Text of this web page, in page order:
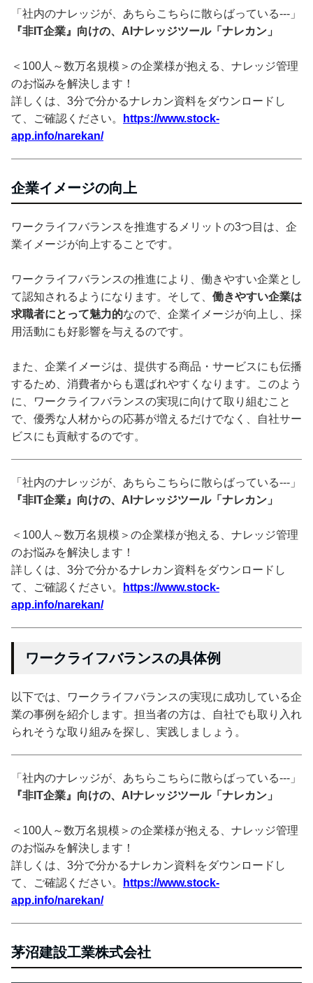
「社内のナレッジが、あちらこちらに散らばっている---」
『非IT企業』向けの、AIナレッジツール「ナレカン」
＜100人～数万名規模＞の企業様が抱える、ナレッジ管理
のお悩みを解決します！
詳しくは、3分で分かるナレカン資料をダウンロードし
て、ご確認ください。
https://www.stock-
app.info/narekan/
企業イメージの向上
ワークライフバランスを推進するメリットの3つ目は、企
業イメージが向上することです。
ワークライフバランスの推進により、働きやすい企業とし
て認知されるようになります。そして、 働きやすい企業は
求職者にとって魅力的なので、企業イメージが向上し、採
用活動にも好影響を与えるのです。
また、企業イメージは、提供する商品・サービスにも伝播
するため、消費者からも選ばれやすくなります。このよう
に、ワークライフバランスの実現に向けて取り組むこと
で、優秀な人材からの応募が増えるだけでなく、自社サー
ビスにも貢献するのです。
「社内のナレッジが、あちらこちらに散らばっている---」
『非IT企業』向けの、AIナレッジツール「ナレカン」
＜100人～数万名規模＞の企業様が抱える、ナレッジ管理
のお悩みを解決します！
詳しくは、3分で分かるナレカン資料をダウンロードし
て、ご確認ください。
https://www.stock-
app.info/narekan/
ワークライフバランスの具体例
以下では、ワークライフバランスの実現に成功している企
業の事例を紹介します。担当者の方は、自社でも取り入れ
られそうな取り組みを探し、実践しましょう。
「社内のナレッジが、あちらこちらに散らばっている---」
『非IT企業』向けの、AIナレッジツール「ナレカン」
＜100人～数万名規模＞の企業様が抱える、ナレッジ管理
のお悩みを解決します！
詳しくは、3分で分かるナレカン資料をダウンロードし
て、ご確認ください。
https://www.stock-
app.info/narekan/
茅沼建設工業株式会社